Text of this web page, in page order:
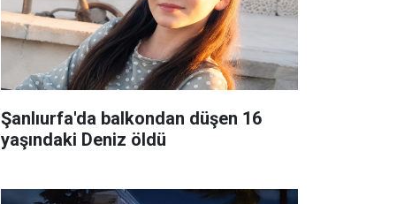
Şanlıurfa'da balkondan düşen 16
yaşındaki Deniz öldü